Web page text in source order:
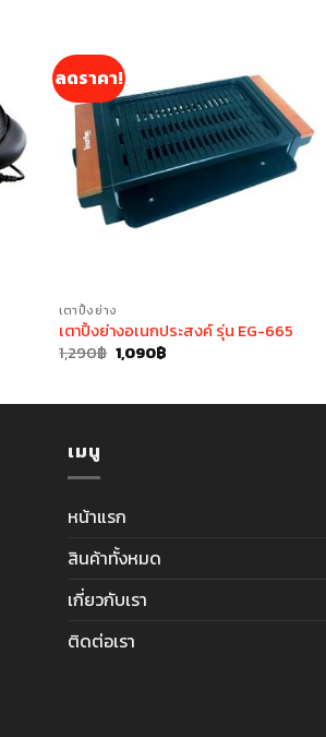
ลดราคา!
เตาปิ้งย่าง
เตาปิ้งย่างอเนกประสงค์ รุ่น EG-665
1,290฿ Original
price
1,090฿Current
เมนู
หน้าแรก
สินค้าทั้งหมด
เกี่ยวกับเรา
ติดต่อเรา